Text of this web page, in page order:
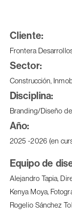
Cliente:
Frontera
Sector:
Construcción,
Disciplina:
Branding/Diseño
Año:
2025 -2026 (en
Equipo de
Alejandro Tapia,
Kenya Moya,
Rogelio Sánchez